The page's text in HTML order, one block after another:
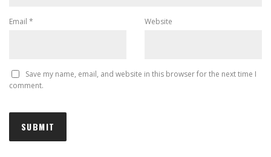
Email * Website
Save my name, email, and website in this browser for the next time I
comment.